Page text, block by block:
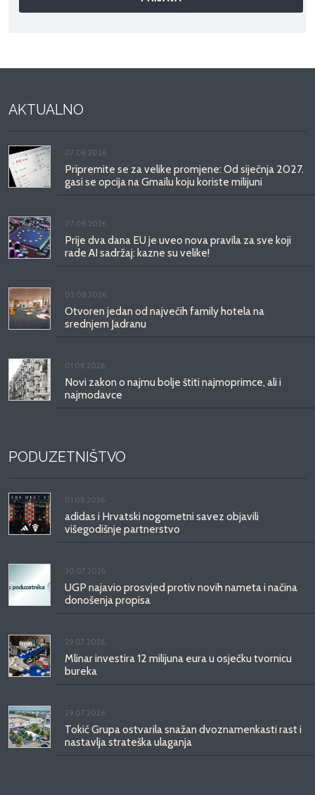
AKTUALNO
07.08.2026.
Pripremite se za velike promjene: Od siječnja 2027.
gasi se opcija na Gmailu koju koriste milijuni
07.08.2026.
Prije dva dana EU je uveo nova pravila za sve koji
rade AI sadržaj: kazne su velike!
03.08.2026.
Otvoren jedan od najvećih family hotela na
srednjem Jadranu
01.08.2026.
Novi zakon o najmu bolje štiti najmoprimce, ali i
najmodavce
PODUZETNIŠTVO
01.08.2026.
adidas i Hrvatski nogometni savez objavili
višegodišnje partnerstvo
30.07.2026.
UGP najavio prosvjed protiv novih nameta i načina
donošenja propisa
29.07.2026.
Mlinar investira 12 milijuna eura u osječku tvornicu
bureka
29.07.2026.
Tokić Grupa ostvarila snažan dvoznamenkasti rast i
nastavlja strateška ulaganja